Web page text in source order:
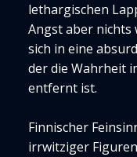
lethargischen
Angst aber nichts
sich in eine
der die Wahrheit
entfernt ist.
Finnischer
irrwitziger